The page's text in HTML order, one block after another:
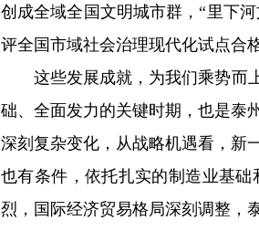
创成全域全国文明城市群，“里下
评全国市域社会治理现代化试点合
这些发展成就，为我们乘势而
础、全面发力的关键时期，也是泰
深刻复杂变化，从战略机遇看，新
也有条件，依托扎实的制造业基
烈，国际经济贸易格局深刻调整，